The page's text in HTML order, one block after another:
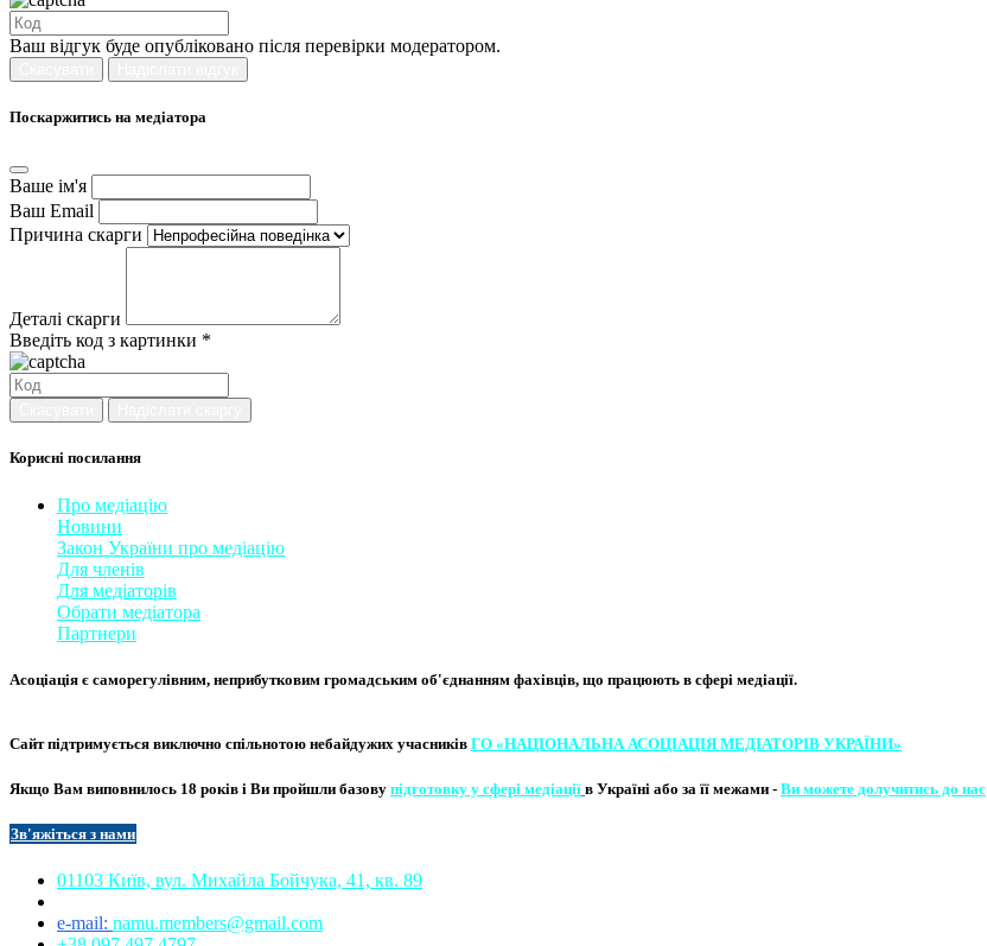
Ваш відгук буде опубліковано після перевірки модератором.
Поскаржитись на медіатора
Ваше ім'я
Ваш Email
Причина скарги
Деталі скарги
Введіть код з картинки *
Корисні посилання
Про медіацію
Новини
Закон України про медіаці​ю
Для членів
Для медіаторів
Обрати медіатора
Партнери
Асоціація є саморегулівним, неприбутковим громадським об'єднанням фахівців, що працюють в сфері медіації. ​
Сайт підтримується виключно спільнотою небайдужих учасників ГО «НАЦІОНАЛЬНА АСОЦІ​АЦІЯ МЕ​​ДІАТОРІВ УКРА​ЇНИ»
Якщо Вам виповнилось 18 років і Ви пройшли базову підготовку у сфері медіації в Україні або за її межами - Ви можете долучитись до нас
Зв'яжіться з нами​​
01103 Київ, вул. Михайла Бойчука, 41, кв. 89​
e-mail: namu.members@gmail.com​